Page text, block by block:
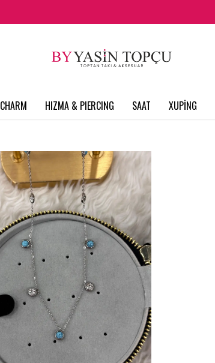
CHARM HIZMA & PIERCING SAAT XUPİNG